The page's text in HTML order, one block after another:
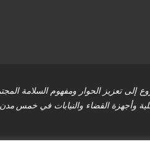
تعزيز الحوار ومفهوم السلامة
وأجهزة القضاء والنيابات في خمس